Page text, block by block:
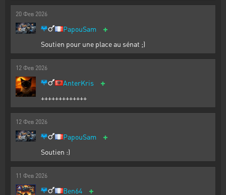
20 Фев 2026
PapouSam +
Soutien pour une place au sénat ;)
12 Фев 2026
AnterKris +
+++++++++++++
12 Фев 2026
PapouSam +
Soutien :)
11 Фев 2026
Ben64 +